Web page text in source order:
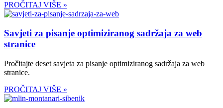
PROČITAJ VIŠE »
Savjeti za pisanje optimiziranog sadržaja za web
stranice
Pročitajte deset savjeta za pisanje optimiziranog sadržaja za web
stranice.
PROČITAJ VIŠE »